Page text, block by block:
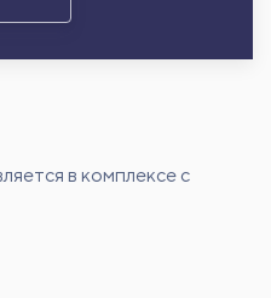
в комплексе с